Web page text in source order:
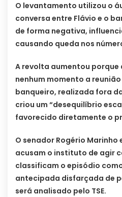
O levantamento utilizou o
conversa entre Flávio e o
de forma negativa,
causando queda nos
A revolta aumentou porque
nenhum momento a
banqueiro, realizada fora
criou um “desequilíbrio
favorecido diretamente o
O senador Rogério
acusam o instituto de agir
classificam o episódio
antecipada disfarçada de
será analisado pelo TSE.